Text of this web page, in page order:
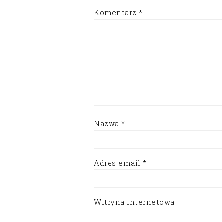
Komentarz *
Nazwa *
Adres email *
Witryna internetowa